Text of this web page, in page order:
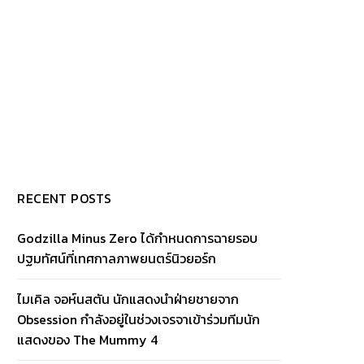
RECENT POSTS
Godzilla Minus Zero ได้กำหนดการฉายรอบ
ปฐมทัศน์ที่เทศกาลภาพยนตร์นิวยอร์ก
ไมเคิล จอห์นสตัน นักแสดงนำฝ่ายชายจาก
Obsession กำลังอยู่ในช่วงเจรจาเข้าร่วมทีมนัก
แสดงของ The Mummy 4